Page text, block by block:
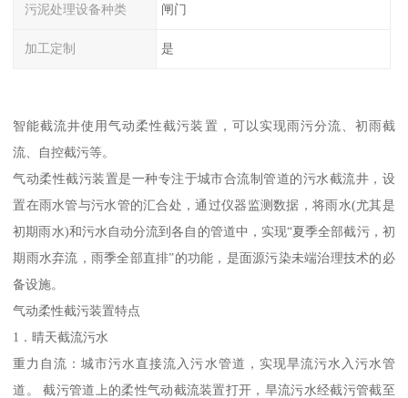
污泥处理设备种类 闸门
加工定制 是
智能截流井使用气动柔性截污装置，可以实现雨污分流、初雨截
流、自控截污等。
气动柔性截污装置是一种专注于城市合流制管道的污水截流井，设
置在雨水管与污水管的汇合处，通过仪器监测数据，将雨水(尤其是
初期雨水)和污水自动分流到各自的管道中，实现“夏季全部截污，初
期雨水弃流，雨季全部直排”的功能，是面源污染未端治理技术的必
备设施。
气动柔性截污装置特点
1．晴天截流污水
重力自流：城市污水直接流入污水管道，实现旱流污水入污水管
道。 截污管道上的柔性气动截流装置打开，旱流污水经截污管截至